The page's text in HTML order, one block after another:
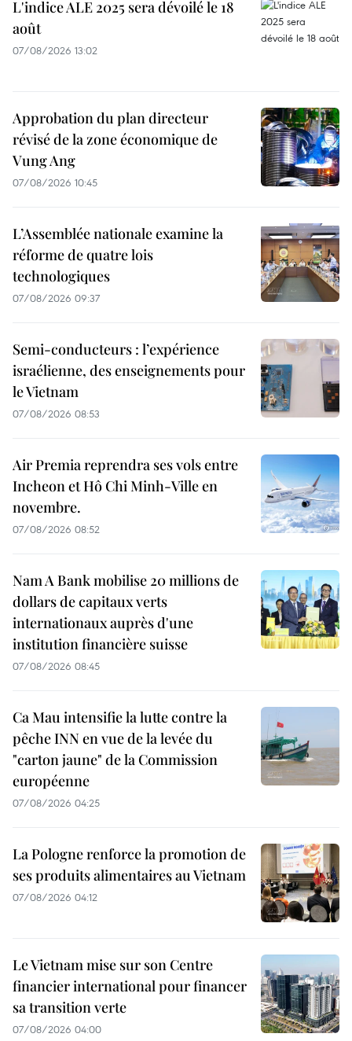
L'indice ALE 2025 sera dévoilé le 18
août
07/08/2026 13:02
Approbation du plan directeur
révisé de la zone économique de
Vung Ang
07/08/2026 10:45
L’Assemblée nationale examine la
réforme de quatre lois
technologiques
07/08/2026 09:37
Semi-conducteurs : l’expérience
israélienne, des enseignements pour
le Vietnam
07/08/2026 08:53
Air Premia reprendra ses vols entre
Incheon et Hô Chi Minh-Ville en
novembre.
07/08/2026 08:52
Nam A Bank mobilise 20 millions de
dollars de capitaux verts
internationaux auprès d'une
institution financière suisse
07/08/2026 08:45
Ca Mau intensifie la lutte contre la
pêche INN en vue de la levée du
"carton jaune" de la Commission
européenne
07/08/2026 04:25
La Pologne renforce la promotion de
ses produits alimentaires au Vietnam
07/08/2026 04:12
Le Vietnam mise sur son Centre
financier international pour financer
sa transition verte
07/08/2026 04:00